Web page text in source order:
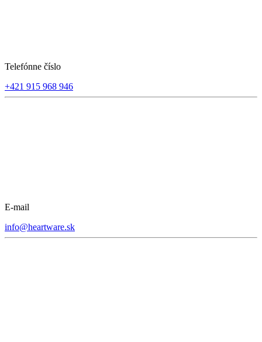
Telefónne číslo
+421 915 968 946
E-mail
info@heartware.sk